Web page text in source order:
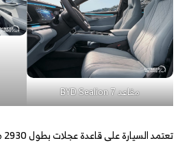
مقاعد BYD Sealion 7